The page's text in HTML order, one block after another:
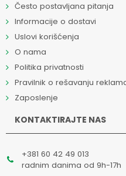
Često postavljana pitanja
Informacije o dostavi
Uslovi korišćenja
O nama
Politika privatnosti
Pravilnik o rešavanju
Zaposlenje
KONTAKTIRAJTE NAS
+381 60 42 49 013
radnim danima od 9h-17h